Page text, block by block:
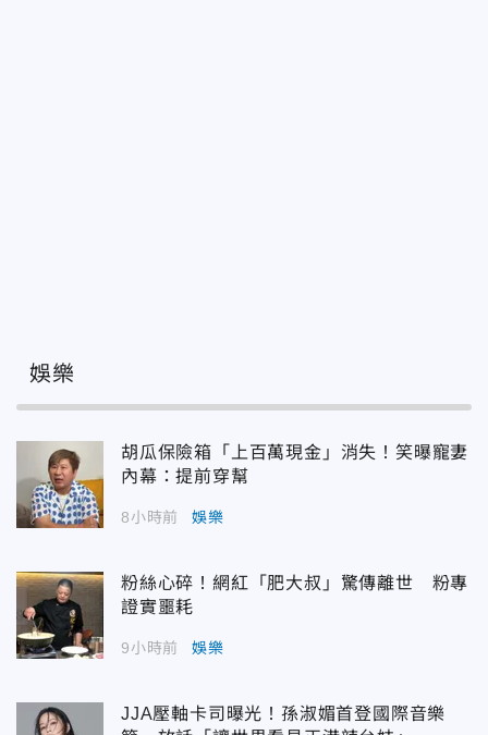
娛樂
胡瓜保險箱「上百萬現金」消失！笑曝寵妻
內幕：提前穿幫
8小時前 娛樂
粉絲心碎！網紅「肥大叔」驚傳離世 粉專
證實噩耗
9小時前 娛樂
JJA壓軸卡司曝光！孫淑媚首登國際音樂